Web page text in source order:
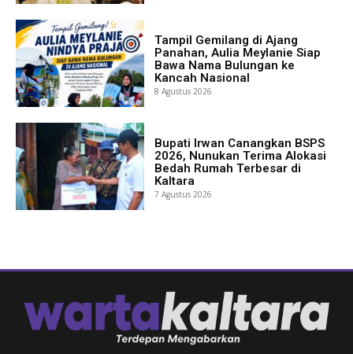
Tampil Gemilang di Ajang
Panahan, Aulia Meylanie Siap
Bawa Nama Bulungan ke
Kancah Nasional
8 Agustus 2026
Bupati Irwan Canangkan BSPS
2026, Nunukan Terima Alokasi
Bedah Rumah Terbesar di
Kaltara
7 Agustus 2026